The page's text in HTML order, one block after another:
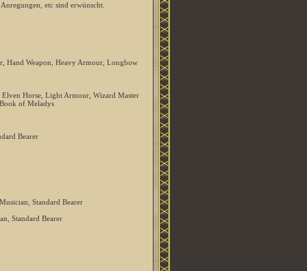
etc sind erwünscht.
Hand Weapon, Heavy Armour, Longbow
Horse, Light Armour, Wizard Master
of Meladys
Bearer
Standard Bearer
Standard Bearer